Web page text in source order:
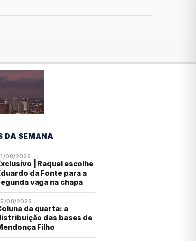
DA SEMANA
08/2026
| Raquel escolhe
da Fonte para a
vaga na chapa
08/2026
da quarta: a
das bases de
Filho